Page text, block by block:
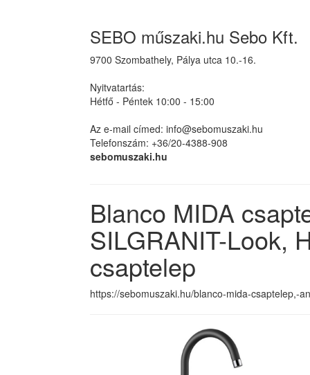
SEBO műszaki.hu Sebo Kft.
9700 Szombathely, Pálya utca 10.-16.
Nyitvatartás:
Hétfő - Péntek 10:00 - 15:00
Az e-mail címed: info@sebomuszaki.hu
Telefonszám: +36/20-4388-908
sebomuszaki.hu
Blanco MIDA
SILGRANIT-Look,
csaptelep
https://sebomuszaki.hu/blanco-mida-csaptelep,-